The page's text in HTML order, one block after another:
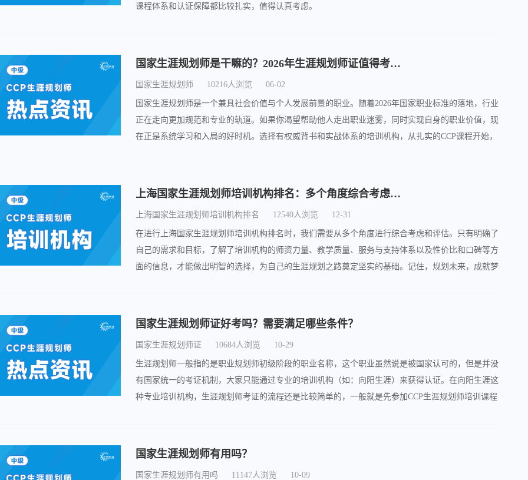
课程体系和认证保障都比较扎实，值得认真考虑。
国家生涯规划师是干嘛的？2026年生涯规划师证值得考吗？
国家生涯规划师 10216人浏览 06-02
国家生涯规划师是一个兼具社会价值与个人发展前景的职业。随着2026年国家职业标准的落地，行业
正在走向更加规范和专业的轨道。如果你渴望帮助他人走出职业迷雾，同时实现自身的职业价值，现
在正是系统学习和入局的好时机。选择有权威背书和实战体系的培训机构，从扎实的CCP课程开始，
上海国家生涯规划师培训机构排名：多个角度综合考虑和评估
上海国家生涯规划师培训机构排名 12540人浏览 12-31
在进行上海国家生涯规划师培训机构排名时，我们需要从多个角度进行综合考虑和评估。只有明确了
自己的需求和目标，了解了培训机构的师资力量、教学质量、服务与支持体系以及性价比和口碑等方
面的信息，才能做出明智的选择，为自己的生涯规划之路奠定坚实的基础。记住，规划未来，成就梦
国家生涯规划师证好考吗？需要满足哪些条件？
国家生涯规划师证 10684人浏览 10-29
生涯规划师一般指的是职业规划师初级阶段的职业名称，这个职业虽然说是被国家认可的，但是并没
有国家统一的考证机制，大家只能通过专业的培训机构（如：向阳生涯）来获得认证。在向阳生涯这
种专业培训机构，生涯规划师考证的流程还是比较简单的，一般就是先参加CCP生涯规划师培训课程
国家生涯规划师有用吗？
国家生涯规划师有用吗 11147人浏览 10-09